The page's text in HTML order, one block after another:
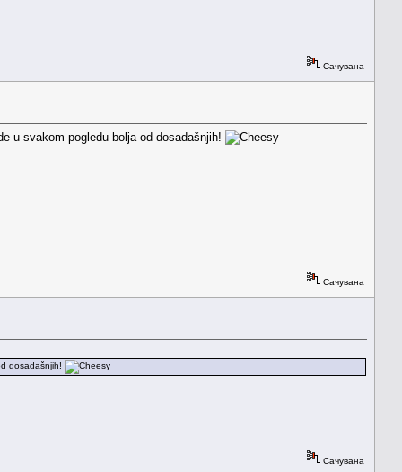
Сачувана
u svakom pogledu bolja od dosadašnjih!
Сачувана
dosadašnjih!
Сачувана